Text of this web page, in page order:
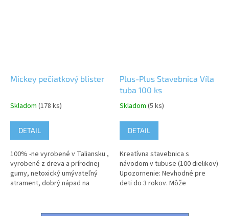
Mickey pečiatkový blister
Skladom (178 ks)
DETAIL
100% -ne vyrobené v Taliansku ,
vyrobené z dreva a prírodnej
gumy, netoxický umývateľný
atrament, dobrý nápad na
Plus-Plus Stavebnica Víla
tuba 100 ks
Skladom (5 ks)
DETAIL
Kreatívna stavebnica s
návodom v tubuse (100 dielikov)
Upozornenie: Nevhodné pre
deti do 3 rokov. Môže